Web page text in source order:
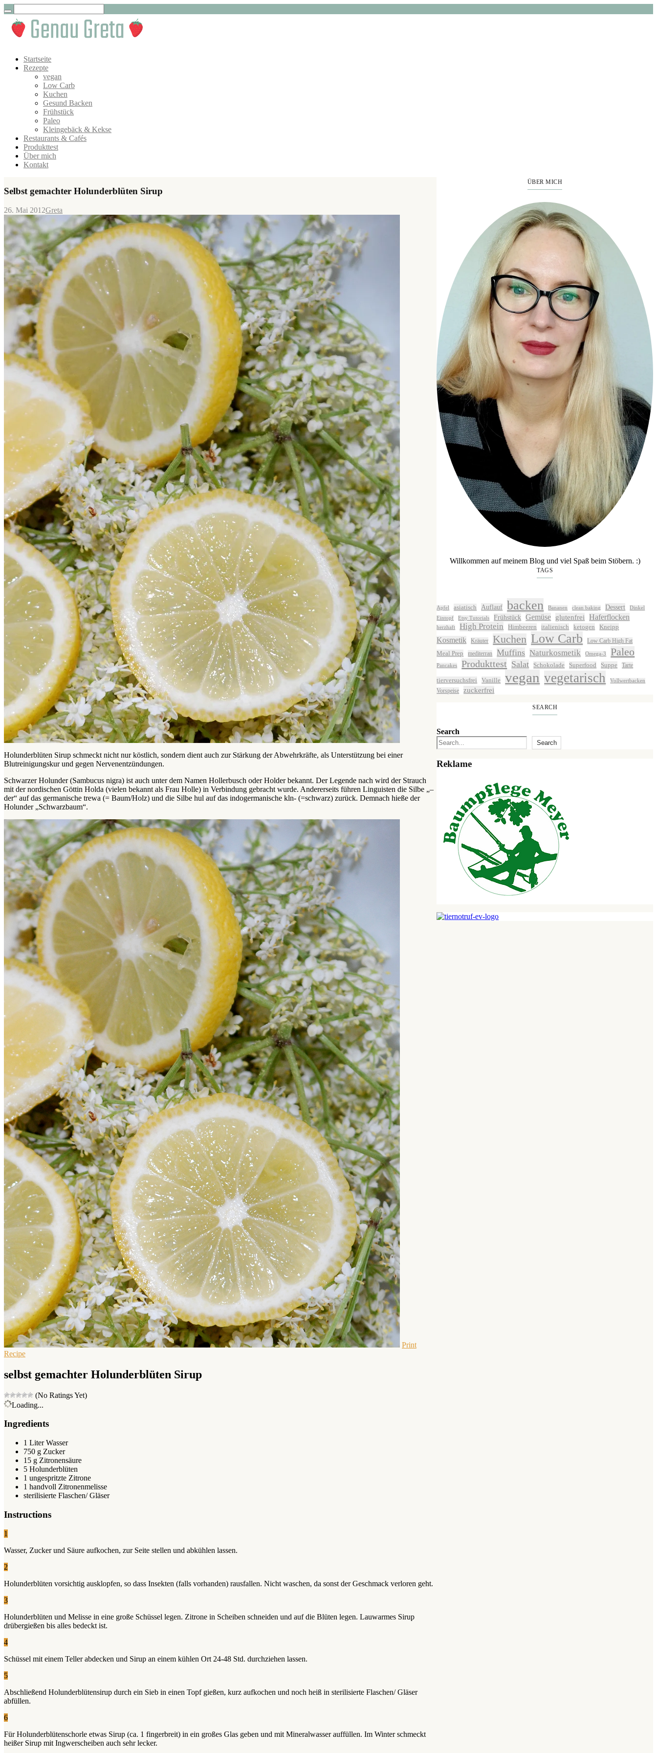
Startseite
Rezepte
vegan
Low Carb
Kuchen
Gesund Backen
Frühstück
Paleo
Kleingebäck & Kekse
Restaurants & Cafés
Produkttest
Über mich
Kontakt
Selbst gemachter Holunderblüten Sirup
26. Mai 2012Greta
Holunderblüten Sirup schmeckt nicht nur köstlich, sondern dient auch zur Stärkung der Abwehrkräfte, als Unterstützung bei einer
Blutreinigungskur und gegen Nervenentzündungen.
Schwarzer Holunder (Sambucus nigra) ist auch unter dem Namen Hollerbusch oder Holder bekannt. Der Legende nach wird der Strauch
mit der nordischen Göttin Holda (vielen bekannt als Frau Holle) in Verbindung gebracht wurde. Andererseits führen Linguisten die Silbe „–
der“ auf das germanische trewa (= Baum/Holz) und die Silbe hul auf das indogermanische kln- (=schwarz) zurück. Demnach hieße der
Holunder „Schwarzbaum“.
Print
Recipe
selbst gemachter Holunderblüten Sirup
(No Ratings Yet)
Loading...
Ingredients
1 Liter Wasser
750 g Zucker
15 g Zitronensäure
5 Holunderblüten
1 ungespritzte Zitrone
1 handvoll Zitronenmelisse
sterilisierte Flaschen/ Gläser
Instructions
1
Wasser, Zucker und Säure aufkochen, zur Seite stellen und abkühlen lassen.
2
Holunderblüten vorsichtig ausklopfen, so dass Insekten (falls vorhanden) rausfallen. Nicht waschen, da sonst der Geschmack verloren geht.
3
Holunderblüten und Melisse in eine große Schüssel legen. Zitrone in Scheiben schneiden und auf die Blüten legen. Lauwarmes Sirup
drübergießen bis alles bedeckt ist.
4
Schüssel mit einem Teller abdecken und Sirup an einem kühlen Ort 24-48 Std. durchziehen lassen.
5
Abschließend Holunderblütensirup durch ein Sieb in einen Topf gießen, kurz aufkochen und noch heiß in sterilisierte Flaschen/ Gläser
abfüllen.
6
Für Holunderblütenschorle etwas Sirup (ca. 1 fingerbreit) in ein großes Glas geben und mit Mineralwasser auffüllen. Im Winter schmeckt
heißer Sirup mit Ingwerscheiben auch sehr lecker.
ÜBER MICH
Willkommen auf meinem Blog und viel Spaß beim Stöbern. :)
TAGS
Apfel asiatisch Auflauf backen Bananen clean baking Dessert
Dinkel
Eintopf
Etsy Tutorials Frühstück Gemüse glutenfrei Haferflocken
herzhaft High Protein Himbeeren italienisch ketogen Kneipp
Kosmetik Kräuter Kuchen Low Carb Low Carb High Fat
Meal Prep mediterran Muffins Naturkosmetik Omega-3 Paleo
Pancakes Produkttest Salat Schokolade Superfood Suppe Tarte
tierversuchsfrei Vanille vegan vegetarisch Vollwertbacken
Vorspeise zuckerfrei
SEARCH
Search
Search
Reklame